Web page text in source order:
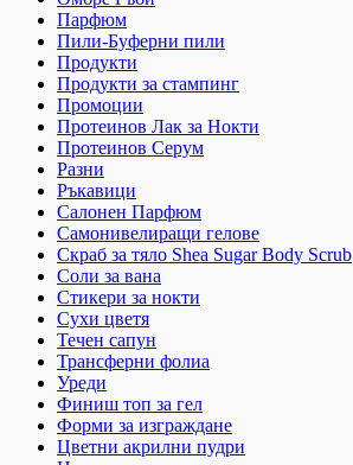
Парфюм
Пили-Буферни пили
Продукти
Продукти за стампинг
Промоции
Протеинов Лак за Нокти
Протеинов Серум
Разни
Ръкавици
Салонен Парфюм
Самонивелиращи гелове
Скраб за тяло Shea Sugar Body Scrub
Соли за вана
Стикери за нокти
Сухи цветя
Течен сапун
Трансферни фолиа
Уреди
Финиш топ за гел
Форми за изграждане
Цветни акрилни пудри